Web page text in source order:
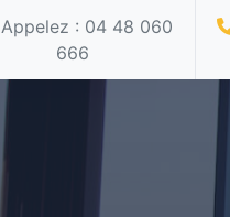
Appelez : 04 48 060
666